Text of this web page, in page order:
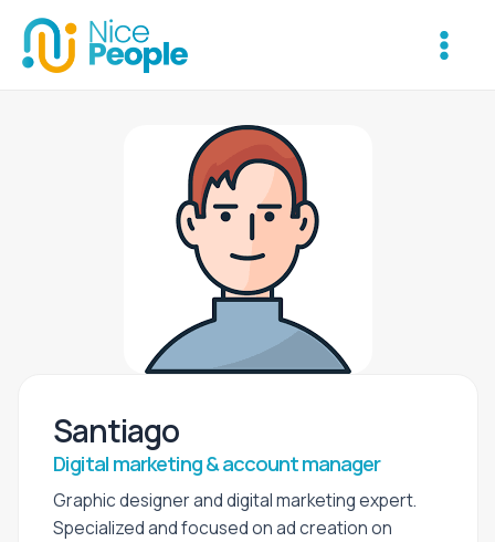
contenido
Menu
Santiago
Digital marketing & account manager
Graphic designer and digital marketing expert.
Specialized and focused on ad creation on